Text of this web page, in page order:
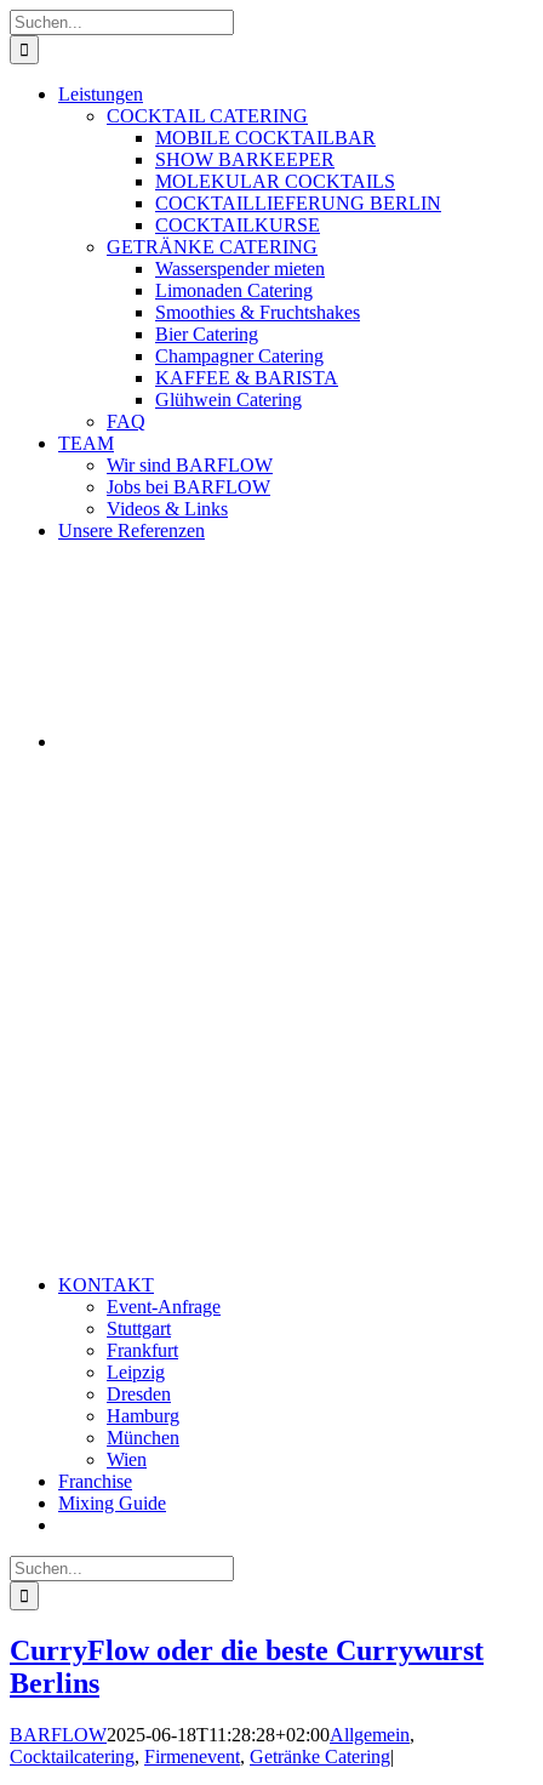
Zum
Inhalt
springen
Suche
nach:
Leistungen
COCKTAIL CATERING
MOBILE COCKTAILBAR
SHOW BARKEEPER
MOLEKULAR COCKTAILS
COCKTAILLIEFERUNG BERLIN
COCKTAILKURSE
GETRÄNKE CATERING
Wasserspender mieten
Limonaden Catering
Smoothies & Fruchtshakes
Bier Catering
Champagner Catering
KAFFEE & BARISTA
Glühwein Catering
FAQ
TEAM
Wir sind BARFLOW
Jobs bei BARFLOW
Videos & Links
Unsere Referenzen
KONTAKT
Event-Anfrage
Stuttgart
Frankfurt
Leipzig
Dresden
Hamburg
München
Wien
Franchise
Mixing Guide
Suche
nach:
CurryFlow oder die beste Currywurst
Berlins
BARFLOW2025-06-18T11:28:28+02:00Allgemein,
Cocktailcatering, Firmenevent, Getränke Catering|